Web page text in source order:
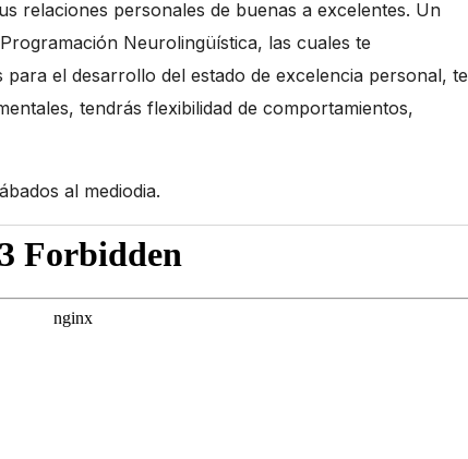
relaciones personales de buenas a excelentes. Un
Neurolingüística, las cuales te
el desarrollo del estado de excelencia personal, te
tendrás flexibilidad de comportamientos,
al mediodia.